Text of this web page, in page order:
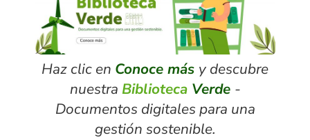
Haz clic en Conoce más y descubre
nuestra Biblioteca Verde -
Documentos digitales para una
gestión sostenible.